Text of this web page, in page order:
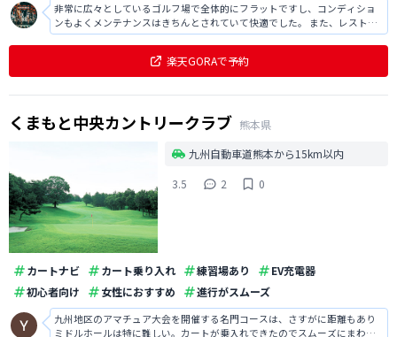
非常に広々としているゴルフ場で全体的にフラットですし、コンディショ
ンもよくメンテナンスはきちんとされていて快適でした。 また、レストラ
ンでの食事もボリューミーで大変美味しかったですし、進行もスムーズで
楽天GORAで予約
くまもと中央カントリークラブ 熊本県
九州自動車道熊本から15km以内
3.5
2 0
カートナビ カート乗り入れ 練習場あり
EV充電器
初心者向け
女性におすすめ 進行がスムーズ
九州地区のアマチュア大会を開催する名門コースは、さすがに距離もあり
ミドルホールは特に難しい。カートが乗入れできたのでスムーズにまわれ